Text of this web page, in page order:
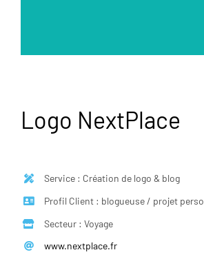
Logo NextPlace
Service : Création de logo & blog
Profil Client : blogueuse / projet perso
Secteur : Voyage
www.nextplace.fr